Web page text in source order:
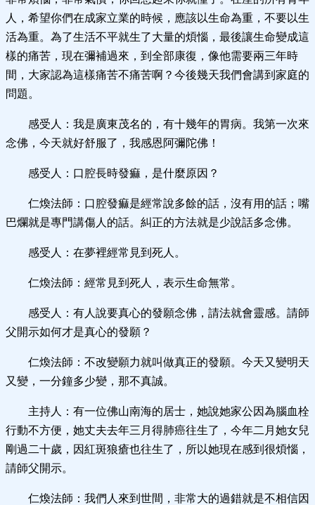
人，希望你們在成家立業的時候，應該以生命為重，不要以生
活為重。為了生活不平就生了大量的煩惱，最後讓生命變成這
樣的痛苦，現在彌補過來，到全部康復，像他需要兩三年時
間，大家認為這樣痛苦不痛苦啊？今後幾天我們會講到家庭的
問題。
感受人：我是廣東茂名的，有十幾年的胃病。我第一次來
念佛，今天就好舒服了，我感恩阿彌陀佛！
感受人：口腔長時發痲，是什麼原因？
仁煥法師：口腔發痲是經常說多餘的話，沒有用的話；嘴
巴爛就是專門講傷人的話。糾正的方法就是少說話多念佛。
感受人：在夢裡經常見到死人。
仁煥法師：經常見到死人，表示生命無常。
感受人：有人說要真心的發願念佛，請法就會靈感。請師
父開示如何才是真心的發願？
仁煥法師：不改變願力就叫做真正的發願。今天又變明天
又變，一分鐘多少變，那不真誠。
主持人：有一位佛山南海的居士，她說她家公因為腦血栓
行動不方便，她丈夫去年三月得肺癌往生了，今年二月她女兒
剛過二十歲，因紅斑狼瘡也往生了，所以她現在感到很煩惱，
請師父開示。
仁煥法師：我們人來到世間，非常大的過錯就是不相信因